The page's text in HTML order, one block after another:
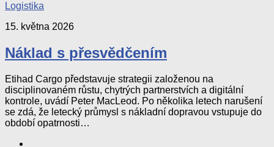
Logistika
15. května 2026
Náklad s přesvědčením
Etihad Cargo představuje strategii založenou na
disciplinovaném růstu, chytrých partnerstvích a digitální
kontrole, uvádí Peter MacLeod. Po několika letech narušení
se zdá, že letecký průmysl s nákladní dopravou vstupuje do
období opatrnosti…